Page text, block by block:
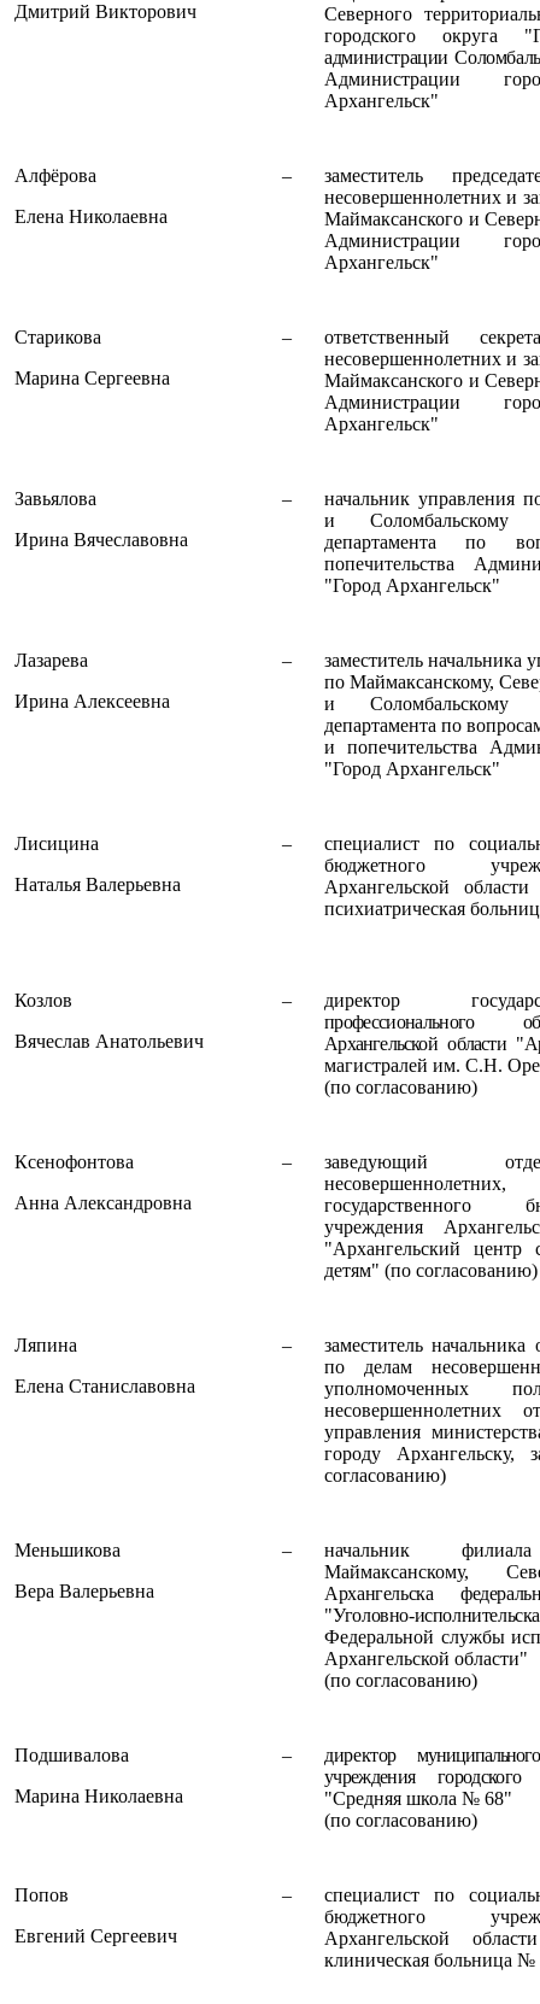
Дмитрий Викторович
Северного
городского округа
администрации
Администрации
Архангельск"
Алфёрова
Елена Николаевна
–
заместитель
несовершеннолетних и
Маймаксанского и
Администрации
Архангельск"
Старикова
Марина Сергеевна
–
ответственный
несовершеннолетних и
Маймаксанского и
Администрации
Архангельск"
Завьялова
Ирина Вячеславовна
–
начальник управления
и Соломбальскому
департамента по
попечительства
"Город Архангельск"
Лазарева
Ирина Алексеевна
–
заместитель начальника
по Маймаксанскому,
и Соломбальскому
департамента по
и попечительства
"Город Архангельск"
Лисицина
Наталья Валерьевна
–
специалист по
бюджетного
Архангельской
психиатрическая
Козлов
Вячеслав Анатольевич
–
директор
профессионального
Архангельской области
магистралей им. С.Н.
(по согласованию)
Ксенофонтова
Анна Александровна
–
заведующий
государственного
учреждения
"Архангельский
детям" (по согласованию)
Ляпина
Елена Станиславовна
–
заместитель
по делам
несовершеннолетних
управления
городу Архангельску,
согласованию)
Меньшикова
Вера Валерьевна
–
начальник
Маймаксанскому,
Архангельска
"Уголовно-
Федеральной службы
Архангельской области"
(по согласованию)
Подшивалова
Марина Николаевна
– директормуниципального
учреждения
"Средняя школа № 68"
(по согласованию)
Попов
Евгений Сергеевич
–
специалист по
бюджетного
Архангельской
клиническая больница